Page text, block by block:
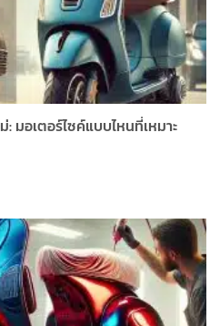
มอเตอร์ไซค์แบบไหนที่เหมาะ